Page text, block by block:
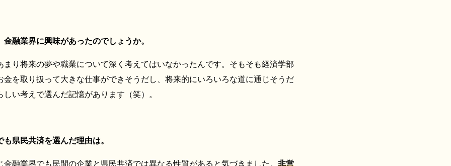
融業界に興味があったのでしょうか。
まり将来の夢や職業について深く考えてはいなかったんです。そもそも経済学部
金を取り扱って大きな仕事ができそうだし、将来的にいろいろな道に通じそうだ
い考えで選んだ記憶があります（笑）。
県民共済を選んだ理由は。
融業界でも民間の企業と県民共済では異なる性質があると気づきました。 非営